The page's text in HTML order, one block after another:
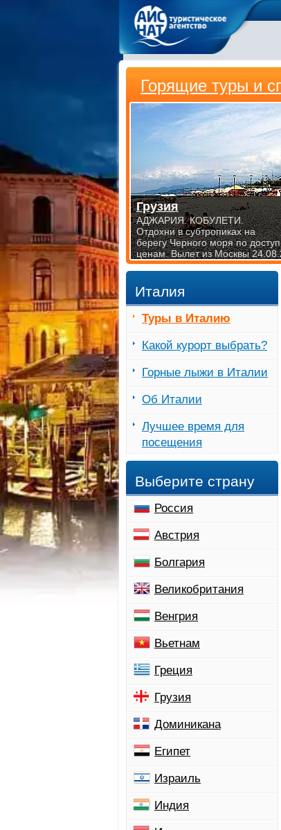
Италия
Туры в Италию
Какой курорт выбрать?
Горные лыжи в Италии
Об Италии
Лучшее время для
посещения
Выберите страну
Россия
Австрия
Болгария
Великобритания
Венгрия
Вьетнам
Греция
Грузия
Доминикана
Египет
Израиль
Индия
Горящие туры и
Грузия
АДЖАРИЯ. КОБУЛЕТИ.
Отдохни в субтропиках на
берегу Черного моря по
ценам. Вылет из Москвы